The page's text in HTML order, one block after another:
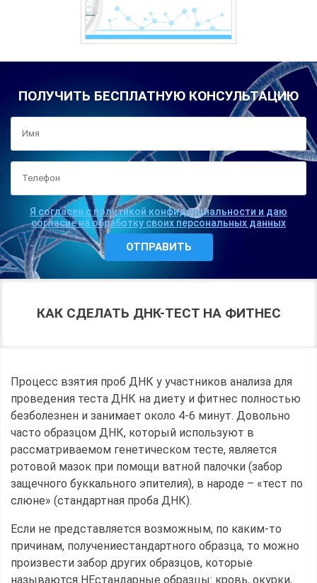
ПОЛУЧИТЬ БЕСПЛАТНУЮ КОНСУЛЬТАЦИЮ
Я согласен с политикой конфиденциальности и даю
согласие на обработку своих персональных данных
КАК СДЕЛАТЬ ДНК-ТЕСТ НА ФИТНЕС
Процесс взятия проб ДНК у участников анализа для
проведения теста ДНК на диету и фитнес полностью
безболезнен и занимает около 4-6 минут. Довольно
часто образцом ДНК, который используют в
рассматриваемом генетическом тесте, является
ротовой мазок при помощи ватной палочки (забор
защечного буккального эпителия), в народе – «тест по
слюне» (стандартная проба ДНК).
Если не представляется возможным, по каким-то
причинам, получениестандартного образца, то можно
произвести забор других образцов, которые
называются НЕстандарные образцы: кровь, окурки,